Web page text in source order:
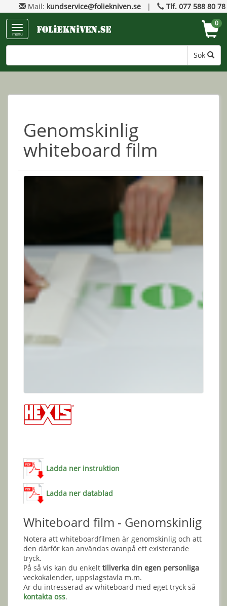
Mail: kundservice@foliekniven.se | Tlf. 077 588 80 78
menu
Sök
0
Genomskinlig
whiteboard film
Ladda ner instruktion
Ladda ner datablad
Whiteboard film - Genomskinlig
Notera att whiteboardfilmen är genomskinlig och att
den därför kan användas ovanpå ett existerande
tryck.
På så vis kan du enkelt tillverka din egen personliga
veckokalender, uppslagstavla m.m.
Är du intresserad av whiteboard med eget tryck så
kontakta oss.